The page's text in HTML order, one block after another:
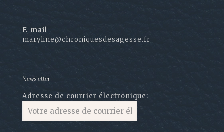
E-mail
maryline@chroniquesdesagesse.fr
Newsletter
Adresse de courrier électronique: